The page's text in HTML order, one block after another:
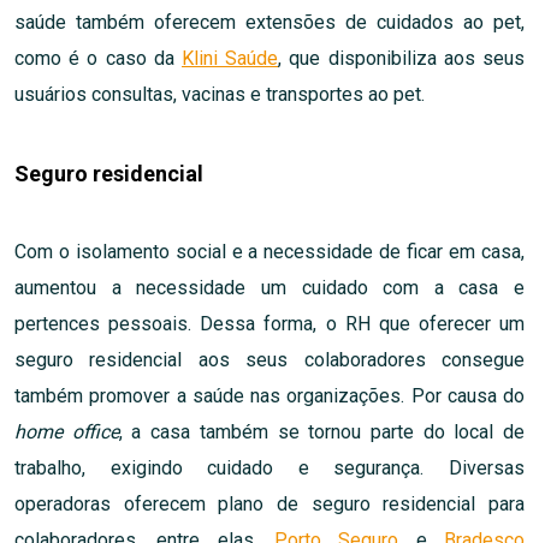
saúde também oferecem extensões de cuidados ao pet,
como é o caso da Klini Saúde, que disponibiliza aos seus
usuários consultas, vacinas e transportes ao pet.
Seguro residencial
Com o isolamento social e a necessidade de ficar em casa,
aumentou a necessidade um cuidado com a casa e
pertences pessoais. Dessa forma, o RH que oferecer um
seguro residencial aos seus colaboradores consegue
também promover a saúde nas organizações. Por causa do
home office, a casa também se tornou parte do local de
trabalho, exigindo cuidado e segurança. Diversas
operadoras oferecem plano de seguro residencial para